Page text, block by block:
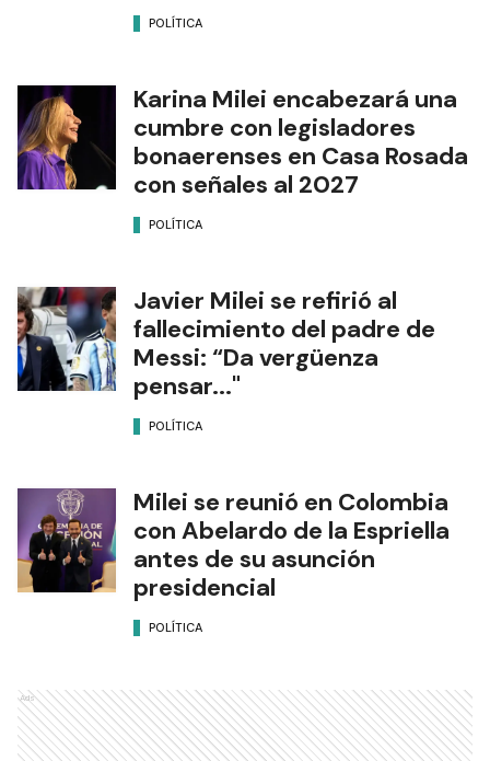
POLÍTICA
Karina Milei encabezará una
cumbre con legisladores
bonaerenses en Casa Rosada
con señales al 2027
POLÍTICA
Javier Milei se refirió al
fallecimiento del padre de
Messi: “Da vergüenza
pensar..."
POLÍTICA
Milei se reunió en Colombia
con Abelardo de la Espriella
antes de su asunción
presidencial
POLÍTICA
Ads